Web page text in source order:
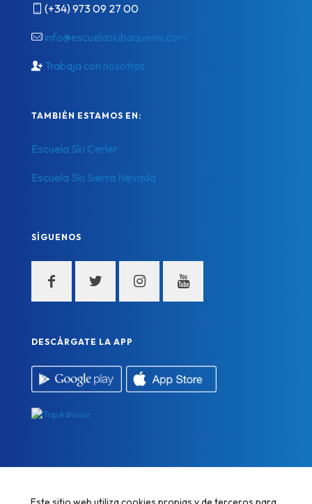
(+34) 973 09 27 00
info@escuelaskibaqueira.com
Trabaja con nosotros
TAMBIÉN ESTAMOS EN:
Escuela Ski Cerler
Escuela Ski Sierra Nevada
SÍGUENOS
DESCÁRGATE LA APP